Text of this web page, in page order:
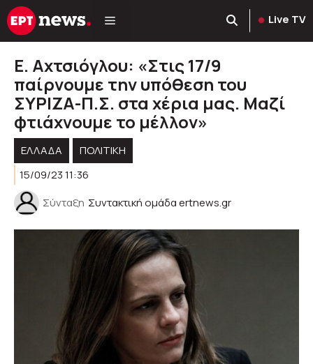
Μετάβαση
σε
Live TV
Ε. Αχτσιόγλου: «Στις 17/9
παίρνουμε την υπόθεση του
ΣΥΡΙΖΑ-Π.Σ. στα χέρια μας. Μαζί
φτιάχνουμε το μέλλον»
ΕΛΛΑΔΑ
ΠΟΛΙΤΙΚΉ
15/09/23 11:36
Σύνταξη Συντακτική ομάδα ertnews.gr